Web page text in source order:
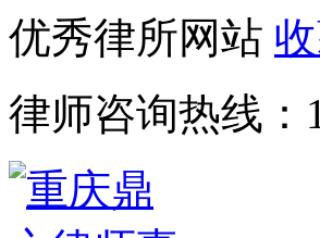
优秀律所网站
律师咨询热线：